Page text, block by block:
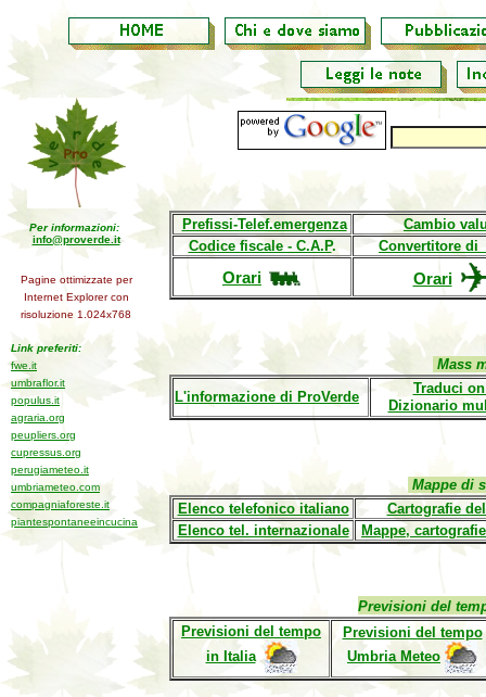
Per informazioni:
info@proverde.it
Pagine ottimizzate per
Internet Explorer con
risoluzione 1.024x768
Link preferiti:
fwe.it
umbraflor.it
populus.it
agraria.org
peupliers.org
cupressus.org
perugiameteo.it
umbriameteo.com
compagniaforeste.it
piantespontaneeincucina
Prefissi-Telef.emergenza
Cambio
Codice fiscale - C.A.P. Convertitore di
Orari Orari
Mass
L'informazione di ProVerde
Traduci
Dizionario
Mappe di
Elenco telefonico italiano
Cartografie
Elenco tel. internazionale
Mappe,
Previsioni del
Previsioni del tempo
in Italia
Previsioni del tempo
Umbria Meteo